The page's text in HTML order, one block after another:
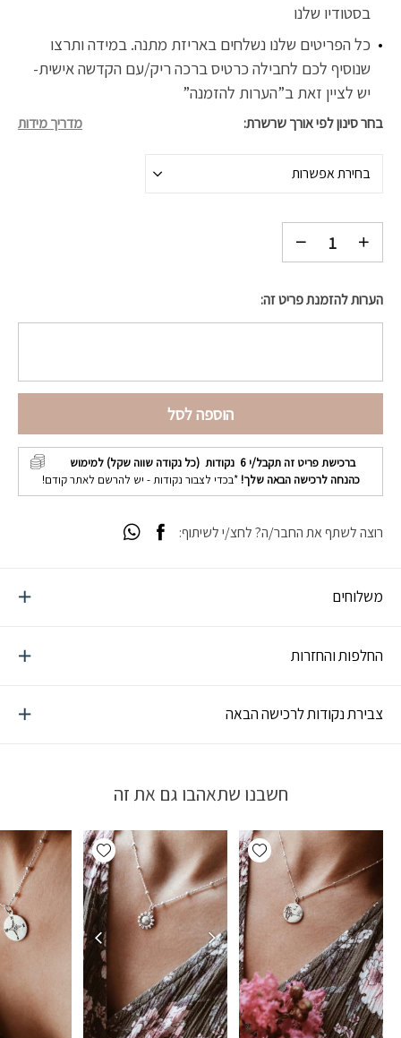
בסטודיו שלנו
כל הפריטים שלנו נשלחים באריזת מתנה. במידה ותרצו
שנוסיף לכם לחבילה כרטיס ברכה ריק/עם הקדשה אישית-
יש לציין זאת ב”הערות להזמנה”
בחר סינון לפי אורך שרשרת מדריך מידות
בחירת אפשרות
הערות להזמנת פריט זה:
הוספה לסל
ברכישת פריט זה תקבל/י6 נקודות (כל נקודה שווה שקל) למימוש
כהנחה לרכישה הבאה שלך! *בכדי לצבור נקודות - יש להרשם לאתר קודם!
משלוחים
החלפות והחזרות
צבירת נקודות לרכישה הבאה
רוצה לשתף את החבר/ה? לחצ/י לשיתוף:
חשבנו שתאהבו גם את זה
Add wishlist
Add wishlist